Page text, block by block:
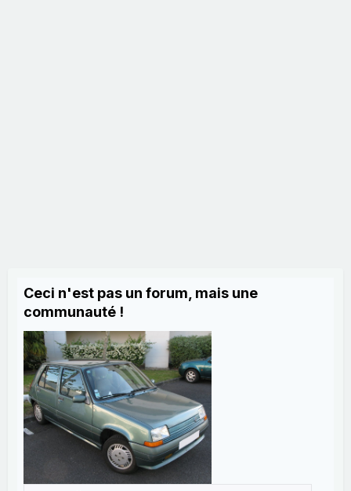
Ceci n'est pas un forum, mais une
communauté !